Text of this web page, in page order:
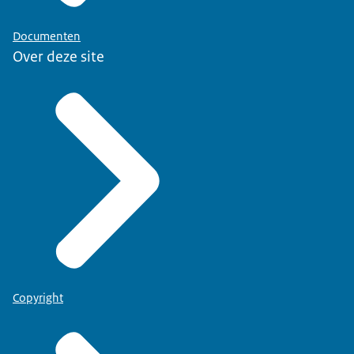
Documenten
Over deze site
Copyright